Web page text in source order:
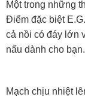
Một trong những
Điểm đặc biệt
cả nồi có đáy lớn
nấu dành cho bạn.
Mạch chịu nhiệt